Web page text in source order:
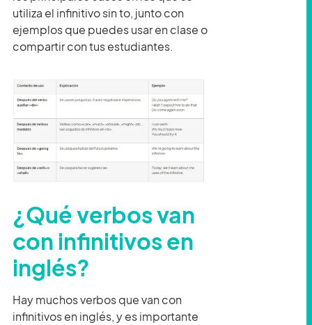
utiliza el infinitivo sin to, junto con
ejemplos que puedes usar en clase o
compartir con tus estudiantes.
¿Qué verbos van
con infinitivos en
inglés?
Hay muchos verbos que van con
infinitivos en inglés, y es importante